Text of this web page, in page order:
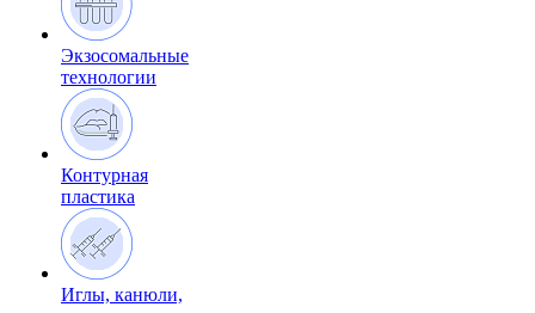
Экзосомальные
технологии
Контурная
пластика
Иглы, канюли,